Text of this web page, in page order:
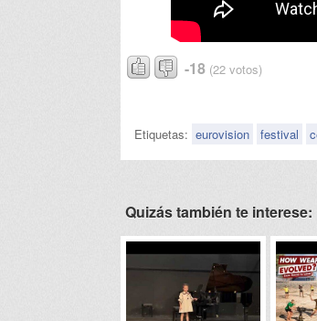
-18 (22 votos)
Etiquetas: eurovision festival
Quizás también te interese: